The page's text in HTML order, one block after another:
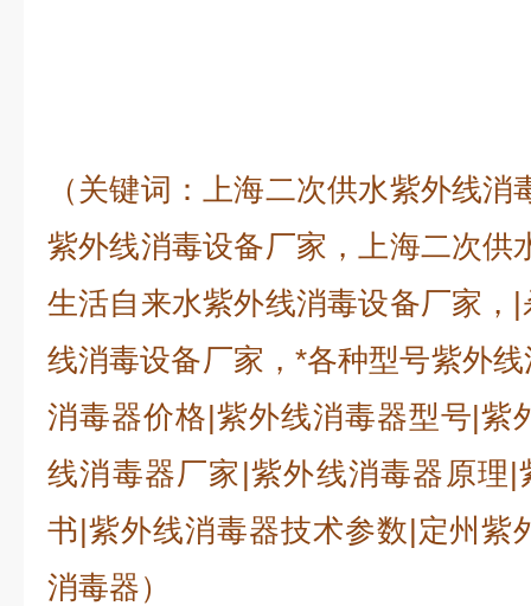
（关键词：上海二次供水紫外线
紫外线消毒设备厂家，上海二次供
生活自来水紫外线消毒设备厂家，
线消毒设备厂家，*各种型号紫外
消毒器价格|紫外线消毒器型号|紫
线消毒器厂家|紫外线消毒器原理
书|紫外线消毒器技术参数|定州紫
消毒器）